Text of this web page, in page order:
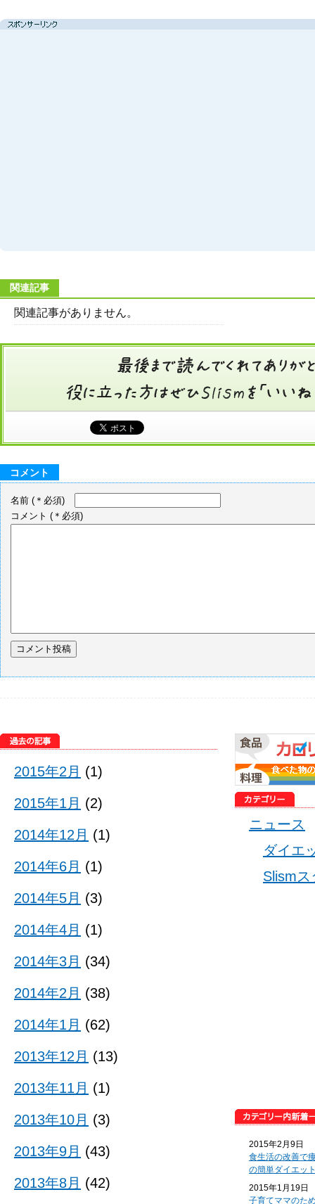
関連記事
関連記事がありません。
コメント
名前 (＊必須)
コメント (＊必須)
ニュース
ダイエ
Slism
2015年2月9日
食生活の改善で
の簡単ダイエッ
2015年1月19日
子育てママのた
2015年2月 (1)
2015年1月 (2)
2014年12月 (1)
2014年6月 (1)
2014年5月 (3)
2014年4月 (1)
2014年3月 (34)
2014年2月 (38)
2014年1月 (62)
2013年12月 (13)
2013年11月 (1)
2013年10月 (3)
2013年9月 (43)
2013年8月 (42)